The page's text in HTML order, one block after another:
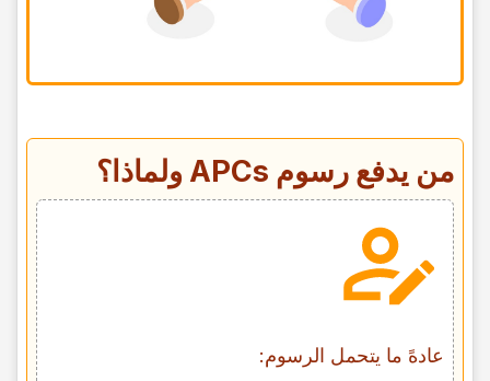
من یدفع رسوم APCs ولماذا؟
عادهً ما یتحمل الرسوم: